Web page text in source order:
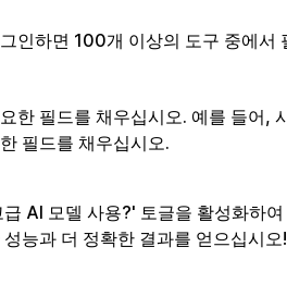
인하면 100개 이상의 도구 중에서
한 필드를 채우십시오. 예를 들어,
필드를 채우십시오.
급 AI 모델 사용?' 토글을 활성화하
성능과 더 정확한 결과를 얻으십시